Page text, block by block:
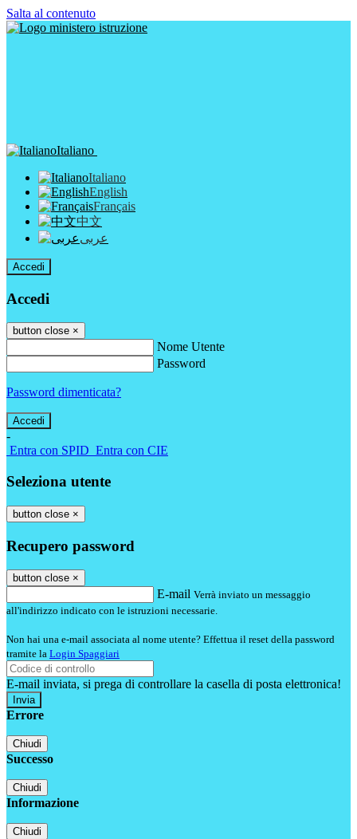
Salta al contenuto
Italiano
Italiano
English
Français
中文
عربى
Accedi
Accedi
button close ×
Nome Utente
Password
Password dimenticata?
-
Entra con SPID Entra con CIE
Seleziona utente
button close ×
Recupero password
button close ×
E-mail Verrà inviato un messaggio
all'indirizzo indicato con le istruzioni necessarie.
Non hai una e-mail associata al nome utente? Effettua il reset della password
tramite la Login Spaggiari
E-mail inviata, si prega di controllare la casella di posta elettronica!
Errore
Chiudi
Successo
Chiudi
Informazione
Chiudi